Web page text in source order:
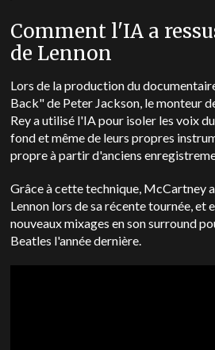
Comment l'IA a
de Lennon
Lors de la production du
Back" de Peter Jackson, le monteur
Rey a utilisé l'IA pour isoler les voix
fond et même de leurs propres
propre à partir d'anciens
Grâce à cette technique, McCartney
Lennon lors de sa récente tournée, et
nouveaux mixages en son surround
Beatles l'année dernière.